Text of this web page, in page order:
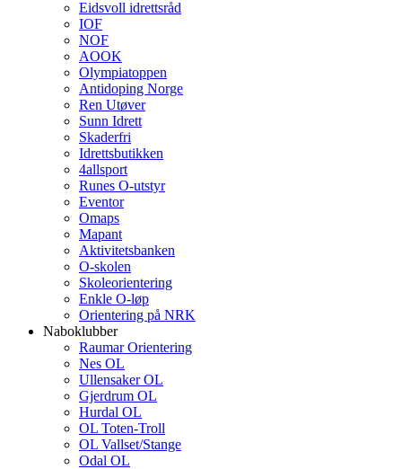
Eidsvoll idrettsråd
IOF
NOF
AOOK
Olympiatoppen
Antidoping Norge
Ren Utøver
Sunn Idrett
Skaderfri
Idrettsbutikken
4allsport
Runes O-utstyr
Eventor
Omaps
Mapant
Aktivitetsbanken
O-skolen
Skoleorientering
Enkle O-løp
Orientering på NRK
Naboklubber
Raumar Orientering
Nes OL
Ullensaker OL
Gjerdrum OL
Hurdal OL
OL Toten-Troll
OL Vallset/Stange
Odal OL